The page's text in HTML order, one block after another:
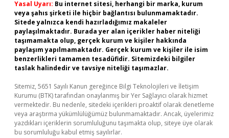
Yasal Uyarı: Bu internet sitesi, herhangi bir marka, kurum
veya şahıs şirketi ile hiçbir bağlantısı bulunmamaktadır.
Sitede yalnızca kendi hazırladığımız makaleler
paylaşılmaktadır. Burada yer alan içerikler haber niteliği
taşımamakta olup, gerçek kurum ve kişiler hakkında
paylaşım yapılmamaktadır. Gerçek kurum ve kişiler ile isim
benzerlikleri tamamen tesadüfidir. Sitemizdeki bilgiler
taslak halindedir ve tavsiye niteliği taşımazlar.
Sitemiz, 5651 Sayılı Kanun gereğince Bilgi Teknolojileri ve İletişim
Kurumu (BTK) tarafından onaylanmış bir Yer Sağlayıcı olarak hizmet
vermektedir. Bu nedenle, sitedeki içerikleri proaktif olarak denetleme
veya araştırma yükümlülüğümüz bulunmamaktadır. Ancak, üyelerimiz
yazdıkları içeriklerin sorumluluğunu taşımakta olup, siteye üye olarak
bu sorumluluğu kabul etmiş sayılırlar.